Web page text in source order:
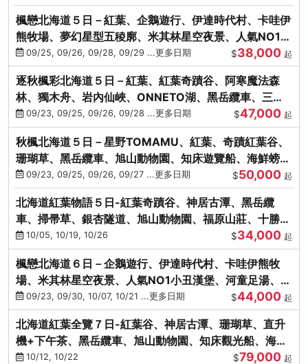
楓戀北海道５日－紅葉、企鵝遊行、伊達時代村、卡哇伊
熊牧場、夢幻星型五稜廓、米其林星空夜景、人氣NO1小
丑漢堡、洞爺花火
09/25, 09/26, 09/28, 09/29 ...更多日期 $38,000 起
逐秋楓彩北海道５日－紅葉、紅葉奇蹟谷、阿寒魔法森
林、獨木舟、岩內仙峽、ONNETO湖、黑岳纜車、三國
峠、豐平峽、螃蟹溫泉
09/23, 09/25, 09/26, 09/28 ...更多日期 $47,000 起
秋楓北海道５日－星野TOMAMU、紅葉、奇蹟紅葉谷、
珊瑚草、黑岳纜車、旭山動物園、知床遊覽船、海鮮螃蟹
和牛吃到飽
09/23, 09/25, 09/26, 09/27 ...更多日期 $50,000 起
北海道紅葉物語５日-紅葉奇蹟谷、神居古潭、黑岳纜
車、掃帚草、銀杏隧道、旭山動物園、福原山莊、十勝牧
場、冰的美術館
10/05, 10/19, 10/26 $34,000 起
楓戀北海道６日－企鵝遊行、伊達時代村、卡哇伊熊牧
場、米其林星空夜景、人氣NO1小丑漢堡、河童足湯、奇
幻燈遊步道、洞爺花火
09/23, 09/30, 10/07, 10/21 ...更多日期 $44,000 起
北海道紅葉全覽７日-紅葉谷、神居古潭、珊瑚草、直升
機+下午茶、黑岳纜車、旭山動物園、知床觀光船、海膽
涮涮鍋(不進免稅店)
10/12, 10/22 $79,000 起